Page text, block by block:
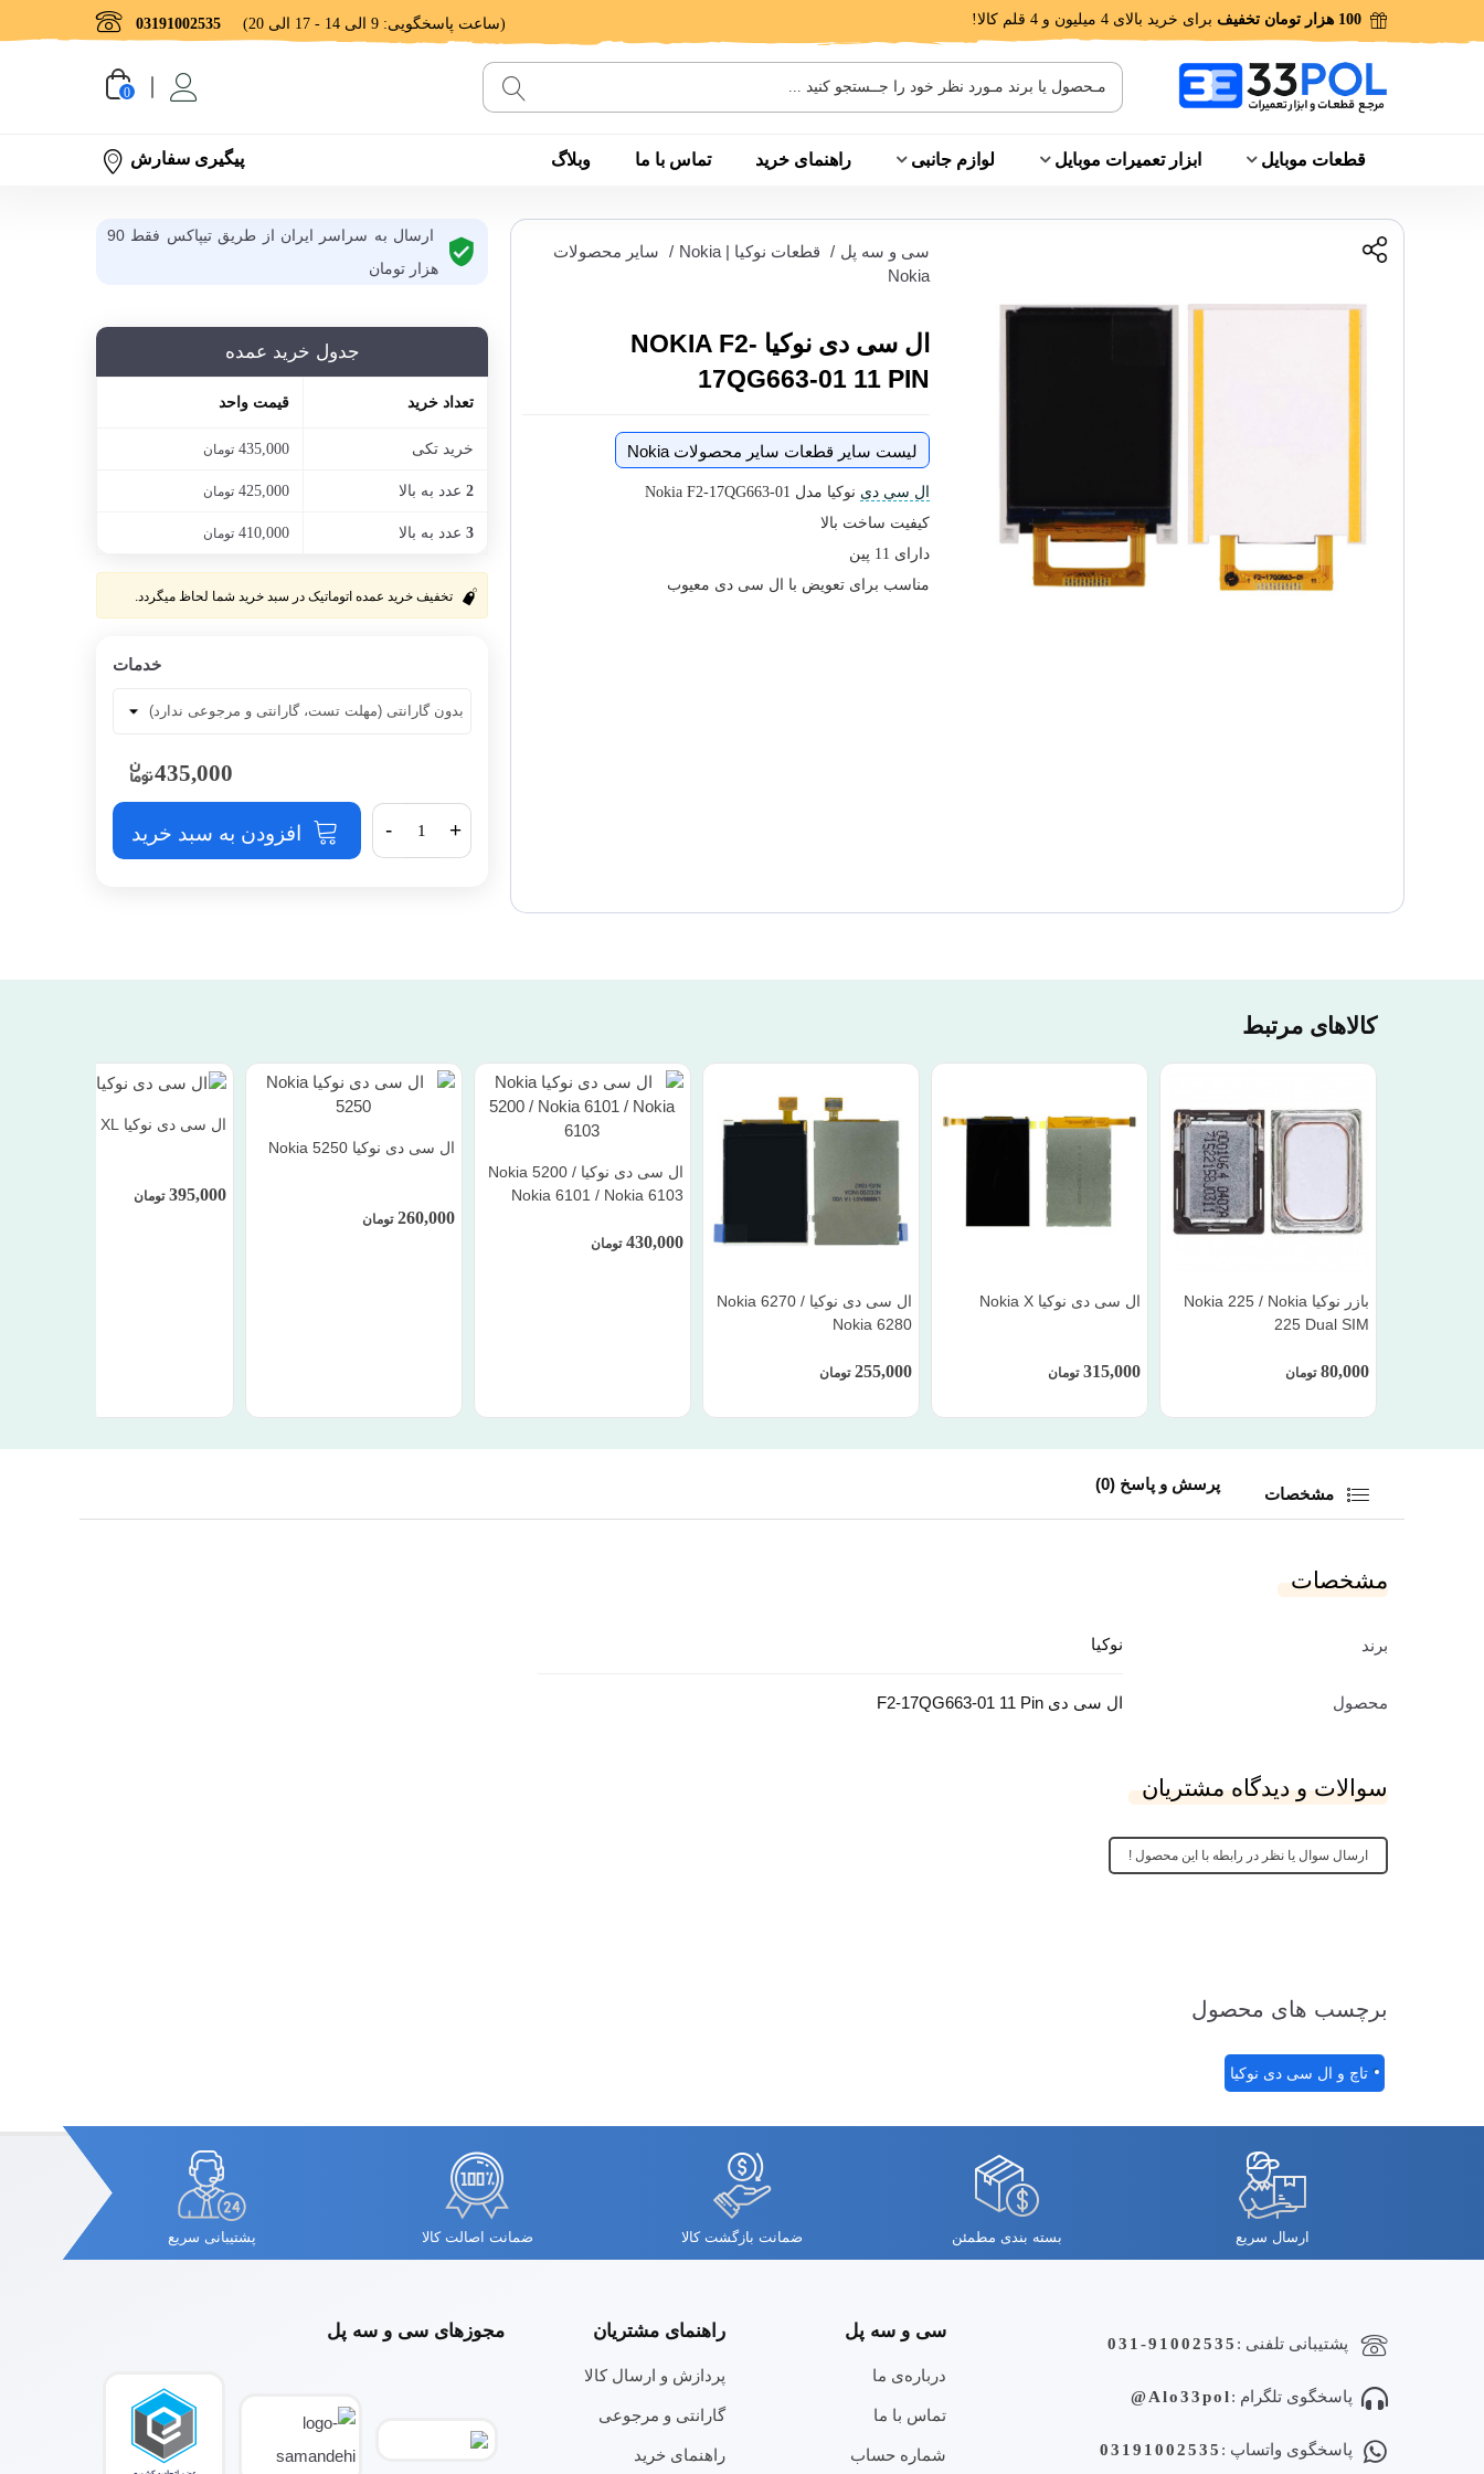
100 هزار تومان تخفیف برای خرید بالای 4 میلیون و 4 قلم کالا! 03191002535 (ساعت پاسخگویی: 9 الی 14 - 17 الی 20)
0
قطعات موبایل ابزار تعمیرات موبایل لوازم جانبی راهنمای خرید تماس با ما وبلاگ پیگیری سفارش
سی و سه پل / قطعات نوکیا | Nokia / سایر محصولات
Nokia
ال سی دی نوکیا NOKIA F2-
17QG663-01 11 PIN
لیست سایر قطعات سایر محصولات Nokia
ال سی دی نوکیا مدل Nokia F2-17QG663-01
کیفیت ساخت بالا
دارای 11 پین
مناسب برای تعویض با ال سی دی معیوب
ارسال به سراسر ایران از طریق تیپاکس فقط 90
هزار تومان
جدول خرید عمده
تعداد خرید قیمت واحد
خرید تکی 435,000 تومان
2عدد به بالا 425,000 تومان
3عدد به بالا 410,000 تومان
تخفیف خرید عمده اتوماتیک در سبد خرید شما لحاظ میگردد.
خدمات
435,000
- + افزودن به سبد خرید
کالاهای مرتبط
بازر نوکیا Nokia 225 / Nokia
225 Dual SIM
80,000 تومان
ال سی دی نوکیا Nokia X
315,000 تومان
ال سی دی نوکیا Nokia 6270 /
Nokia 6280
255,000 تومان
ال سی دی نوکیا Nokia 5200 /
Nokia 6101 / Nokia 6103
430,000 تومان
ال سی دی نوکیا Nokia 5250
260,000 تومان
ال سی دی نوکیا Nokia XL
395,000 تومان
مشخصات
پرسش و پاسخ (0)
مشخصات
برند نوکیا
محصول ال سی دی F2-17QG663-01 11 Pin
سوالات و دیدگاه مشتریان
ارسال سوال یا نظر در رابطه با این محصول !
برچسب های محصول
تاچ و ال سی دی نوکیا
ارسال سریع بسته بندی مطمئن ضمانت بازگشت کالا ضمانت اصالت کالا پشتیبانی سریع
پشتیبانی تلفنی : 031-91002535
پاسخگوی تلگرام :Alo33pol@
پاسخگوی واتساپ : 03191002535
سی و سه پل
درباره‌ی ما
تماس با ما
شماره حساب
راهنمای مشتریان
پردازش و ارسال کالا
گارانتی و مرجوعی
راهنمای خرید
مجوزهای سی و سه پل